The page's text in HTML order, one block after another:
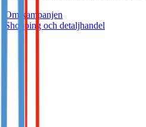
Om kampanjen
Shopping och detaljhandel